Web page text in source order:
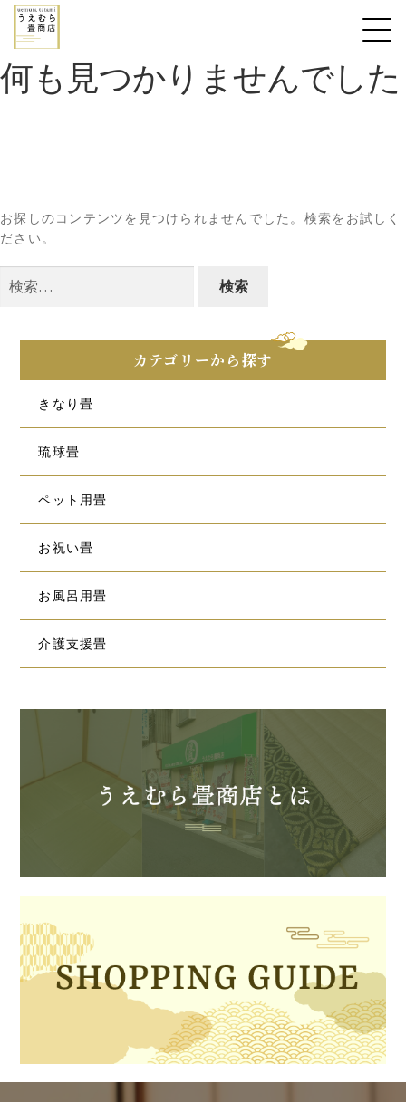
何も見つかりませんでした
お探しのコンテンツを見つけられませんでした。検索をお試しく
ださい。
索:
カテゴリーから探す
きなり畳
琉球畳
ペット用畳
お祝い畳
お風呂用畳
介護支援畳